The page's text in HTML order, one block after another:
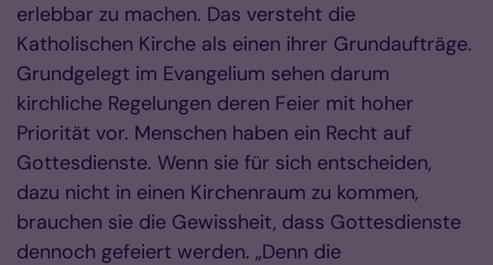
erlebbar zu machen. Das versteht die
Katholischen Kirche als einen ihrer Grundaufträge.
Grundgelegt im Evangelium sehen darum
kirchliche Regelungen deren Feier mit hoher
Priorität vor. Menschen haben ein Recht auf
Gottesdienste. Wenn sie für sich entscheiden,
dazu nicht in einen Kirchenraum zu kommen,
brauchen sie die Gewissheit, dass Gottesdienste
dennoch gefeiert werden. „Denn die